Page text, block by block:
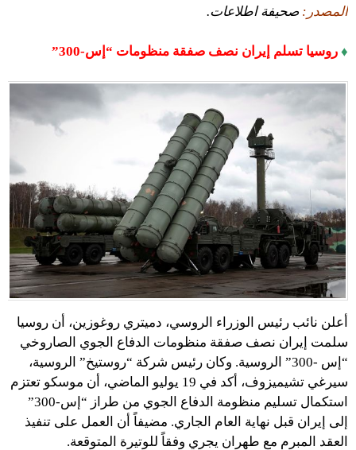
المصدر: صحيفة اطلاعات.
♦ روسيا تسلم إيران نصف صفقة منظومات “إس-300”
أعلن نائب رئيس الوزراء الروسي، دميتري روغوزين، أن روسيا
سلمت إيران نصف صفقة منظومات الدفاع الجوي الصاروخي
“إس -300” الروسية. وكان رئيس شركة “روستيخ” الروسية،
سيرغي تشيميزوف، أكد في 19 يوليو الماضي، أن موسكو تعتزم
استكمال تسليم منظومة الدفاع الجوي من طراز “إس-300”
إلى إيران قبل نهاية العام الجاري. مضيفاً أن العمل على تنفيذ
العقد المبرم مع طهران يجري وفقاً للوتيرة المتوقعة.